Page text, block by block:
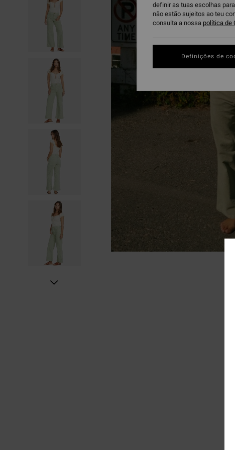
definir as tuas escolhas
não estão sujeitos ao teu
consulta a nossa política de
Definições de